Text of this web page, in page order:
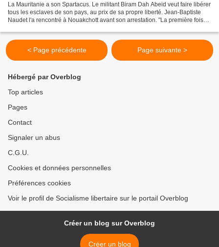
La Mauritanie a son Spartacus. Le militant Biram Dah Abeid veut faire libérer
tous les esclaves de son pays, au prix de sa propre liberté. Jean-Baptiste
Naudet l'a rencontré à Nouakchott avant son arrestation. "La première fois
< Page précédente Page suivante >
Hébergé par Overblog
Top articles
Pages
Contact
Signaler un abus
C.G.U.
Cookies et données personnelles
Préférences cookies
Voir le profil de Socialisme libertaire sur le portail Overblog
Créer un blog sur Overblog
Créer un blog